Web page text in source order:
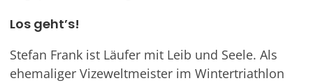
Los geht’s!
Stefan Frank ist Läufer mit Leib und Seele. Als
ehemaliger Vizeweltmeister im Wintertriathlon